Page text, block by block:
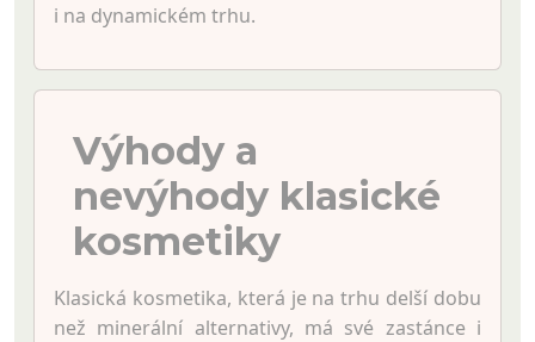
i na dynamickém trhu.
Výhody a
nevýhody klasické
kosmetiky
Klasická kosmetika, která je na trhu delší dobu
než minerální alternativy, má své zastánce i